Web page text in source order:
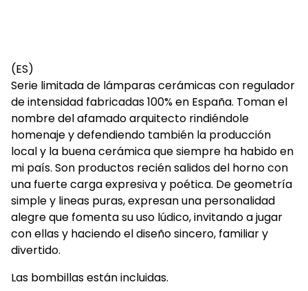
(ES)
Serie limitada de lámparas cerámicas con regulador
de intensidad fabricadas 100% en España. Toman el
nombre del afamado arquitecto rindiéndole
homenaje y defendiendo también la producción
local y la buena cerámica que siempre ha habido en
mi país. Son productos recién salidos del horno con
una fuerte carga expresiva y poética. De geometría
simple y lineas puras, expresan una personalidad
alegre que fomenta su uso lúdico, invitando a jugar
con ellas y haciendo el diseño sincero, familiar y
divertido.
Las bombillas están incluidas.